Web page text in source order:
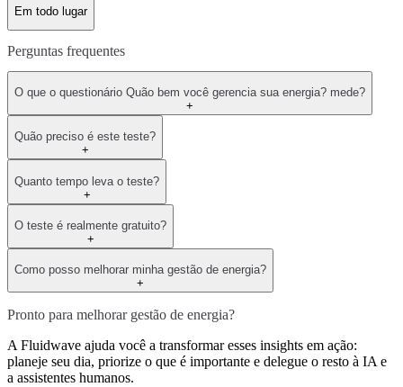
Em todo lugar
Perguntas frequentes
O que o questionário Quão bem você gerencia sua energia? mede?
+
Quão preciso é este teste?
+
Quanto tempo leva o teste?
+
O teste é realmente gratuito?
+
Como posso melhorar minha gestão de energia?
+
Pronto para melhorar gestão de energia?
A Fluidwave ajuda você a transformar esses insights em ação:
planeje seu dia, priorize o que é importante e delegue o resto à IA e
a assistentes humanos.